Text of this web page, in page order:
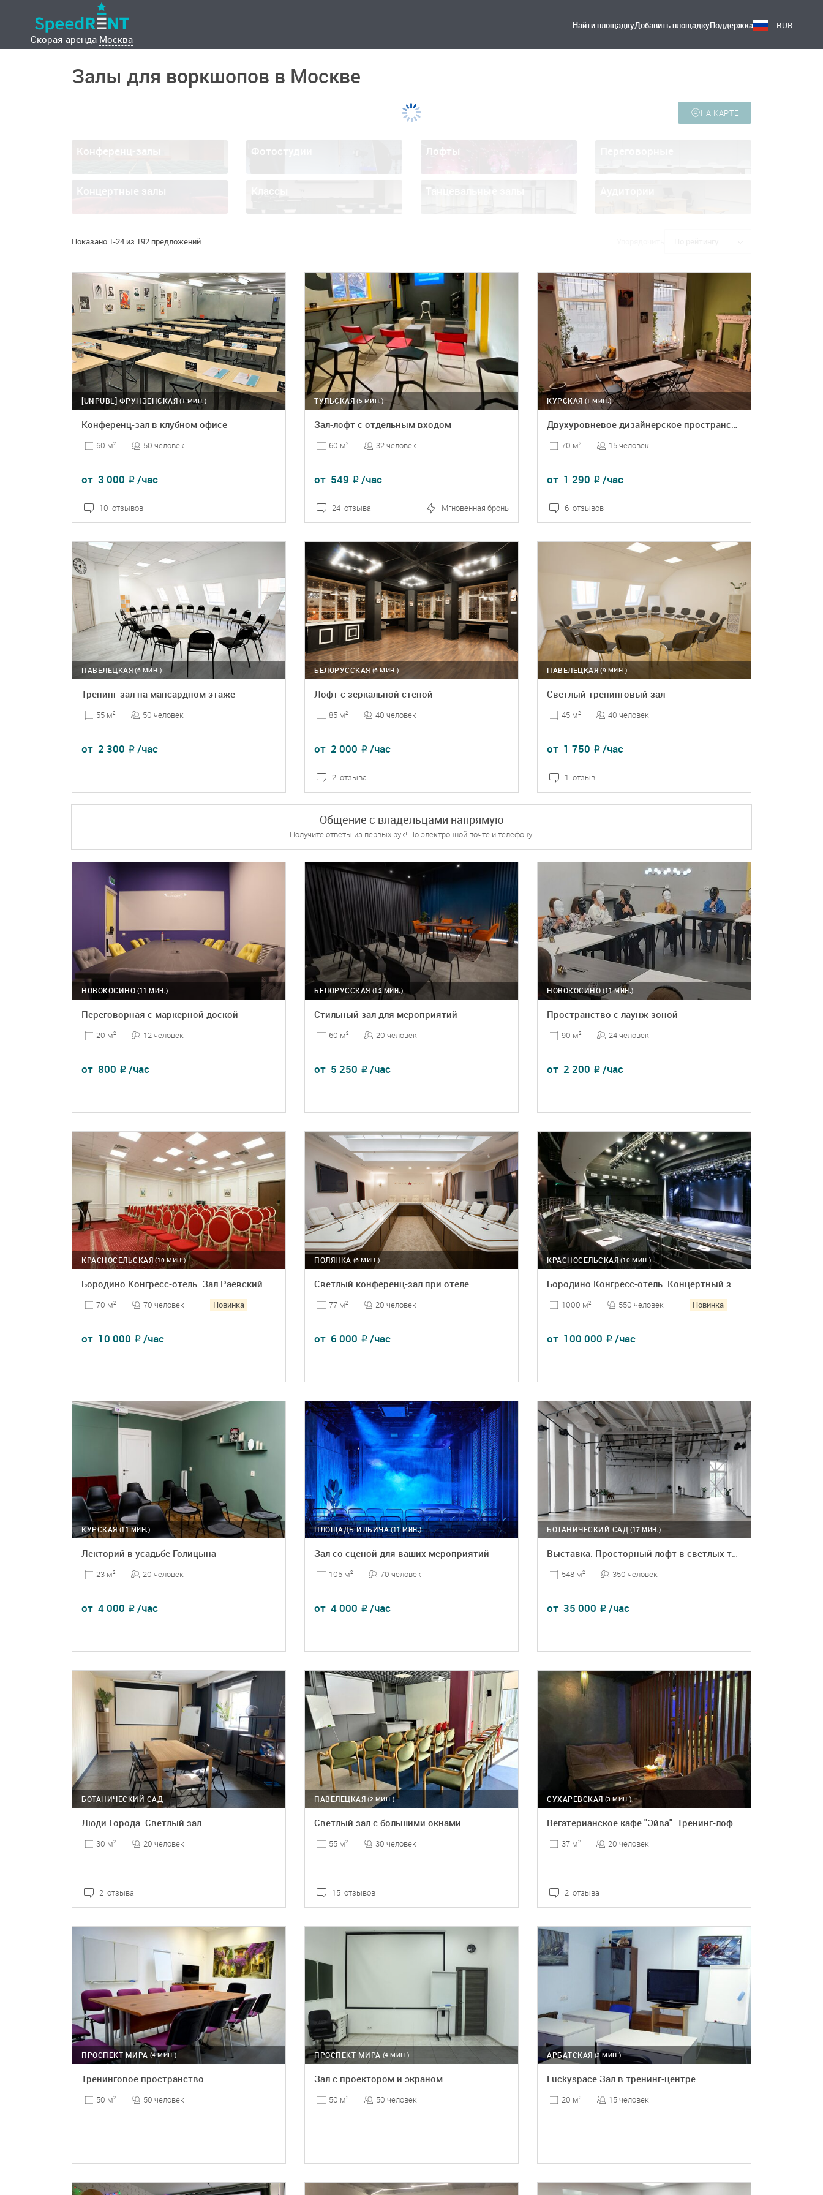
Скорая аренда Москва
Найти площадкуДобавить площадкуПоддержка RUB
Залы для воркшопов в Москве
НА КАРТЕ
Конференц-залы Фотостудии Лофты
Концертные залы Классы Танцевальные залы
Показано 1-24 из 192 предложений
(1 МИН.)
[UNPUBL] ФРУНЗЕНСКАЯ
Конференц-зал в клубном офисе
60 м2 50 человек
от 3 000 ₽ /час
10 отзывов
(5 МИН.)
ТУЛЬСКАЯ
Зал-лофт с отдельным входом
60 м2 32 человек
от 549 ₽ /час
24 отзыва Мгновенная бронь
(1 МИН.)
КУРСКАЯ
Двухуровневое дизайнерское пространство
70 м2 15 человек
от 1 290 ₽ /час
6 отзывов
(6 МИН.)
ПАВЕЛЕЦКАЯ
Тренинг-зал на мансардном этаже
55 м2 50 человек
от 2 300 ₽ /час
ПОДРОБНЕЕ БРОНЬ
(6 МИН.)
БЕЛОРУССКАЯ
Лофт с зеркальной стеной
85 м2 40 человек
от 2 000 ₽ /час
2 отзыва
ПОДРОБНЕЕ БРОНЬ
(9 МИН.)
ПАВЕЛЕЦКАЯ
Светлый тренинговый зал
45 м2 40 человек
от 1 750 ₽ /час
1 отзыв
ПОДРОБНЕЕ БРОНЬ
Общение с владельцами напрямую
Получите ответы из первых рук! По электронной почте и телефону.
(11 МИН.)
НОВОКОСИНО
Переговорная с маркерной доской
20 м2 12 человек
от 800 ₽ /час
(12 МИН.)
БЕЛОРУССКАЯ
Стильный зал для мероприятий
60 м2 20 человек
от 5 250 ₽ /час
(11 МИН.)
НОВОКОСИНО
Пространство с лаунж зоной
90 м2 24 человек
от 2 200 ₽ /час
(10 МИН.)
КРАСНОСЕЛЬСКАЯ
Бородино Конгресс-отель. Зал Раевский
70 м2 70 человек Новинка
от 10 000 ₽ /час
(6 МИН.)
ПОЛЯНКА
Светлый конференц-зал при отеле
77 м2 20 человек
от 6 000 ₽ /час
(10 МИН.)
КРАСНОСЕЛЬСКАЯ
Бородино Конгресс-отель. Концертный зал Бородино Конгресс-холл
1000 м2 550 человек Новинка
от 100 000 ₽ /час
(11 МИН.)
КУРСКАЯ
Лекторий в усадьбе Голицына
23 м2 20 человек
от 4 000 ₽ /час
(11 МИН.)
ПЛОЩАДЬ ИЛЬИЧА
Зал со сценой для ваших мероприятий
105 м2 70 человек
от 4 000 ₽ /час
(17 МИН.)
БОТАНИЧЕСКИЙ САД
Выставка. Просторный лофт в светлых тонах
548 м2 350 человек
от 35 000 ₽ /час
БОТАНИЧЕСКИЙ САД
Люди Города. Светлый зал
30 м2 20 человек
2 отзыва
(2 МИН.)
ПАВЕЛЕЦКАЯ
Светлый зал с большими окнами
55 м2 30 человек
15 отзывов
(3 МИН.)
СУХАРЕВСКАЯ
Вегатерианское кафе "Эйва". Тренинг-лофт с пуфами
37 м2 20 человек
2 отзыва
(4 МИН.)
ПРОСПЕКТ МИРА
Тренинговое пространство
50 м2 50 человек
(4 МИН.)
ПРОСПЕКТ МИРА
Зал с проектором и экраном
50 м2 50 человек
(3 МИН.)
АРБАТСКАЯ
Luckyspace Зал в тренинг-центре
20 м2 15 человек